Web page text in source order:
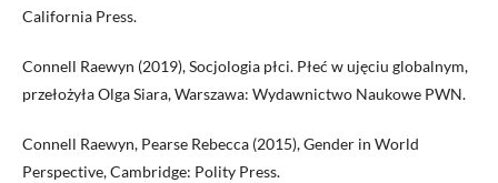
California Press.
Connell Raewyn (2019), Socjologia płci. Płeć w ujęciu globalnym,
przełożyła Olga Siara, Warszawa: Wydawnictwo Naukowe PWN.
Connell Raewyn, Pearse Rebecca (2015), Gender in World
Perspective, Cambridge: Polity Press.